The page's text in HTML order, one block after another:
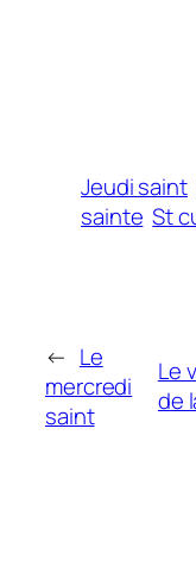
Jeudi saint
sainte St
← Le
mercredi
saint
Le
de